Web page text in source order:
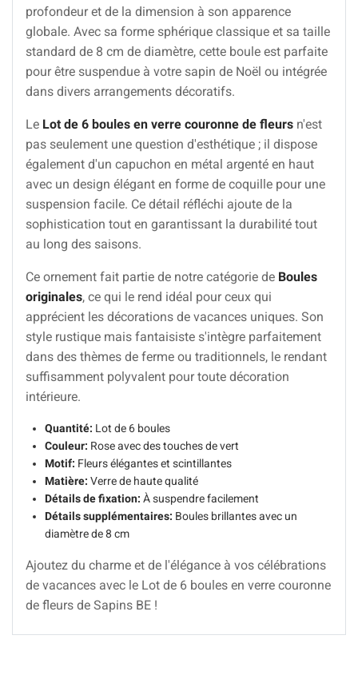
profondeur et de la dimension à son apparence
globale. Avec sa forme sphérique classique et sa taille
standard de 8 cm de diamètre, cette boule est parfaite
pour être suspendue à votre sapin de Noël ou intégrée
dans divers arrangements décoratifs.
Le Lot de 6 boules en verre couronne de fleurs n'est
pas seulement une question d'esthétique ; il dispose
également d'un capuchon en métal argenté en haut
avec un design élégant en forme de coquille pour une
suspension facile. Ce détail réfléchi ajoute de la
sophistication tout en garantissant la durabilité tout
au long des saisons.
Ce ornement fait partie de notre catégorie de Boules
originales, ce qui le rend idéal pour ceux qui
apprécient les décorations de vacances uniques. Son
style rustique mais fantaisiste s'intègre parfaitement
dans des thèmes de ferme ou traditionnels, le rendant
suffisamment polyvalent pour toute décoration
intérieure.
Quantité: Lot de 6 boules
Couleur: Rose avec des touches de vert
Motif: Fleurs élégantes et scintillantes
Matière: Verre de haute qualité
Détails de fixation: À suspendre facilement
Détails supplémentaires: Boules brillantes avec un
diamètre de 8 cm
Ajoutez du charme et de l'élégance à vos célébrations
de vacances avec le Lot de 6 boules en verre couronne
de fleurs de Sapins BE !